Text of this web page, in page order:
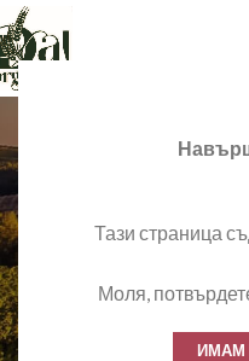
Тази страница
Моля,
ИМАМ